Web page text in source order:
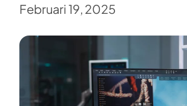
Februari 19, 2025